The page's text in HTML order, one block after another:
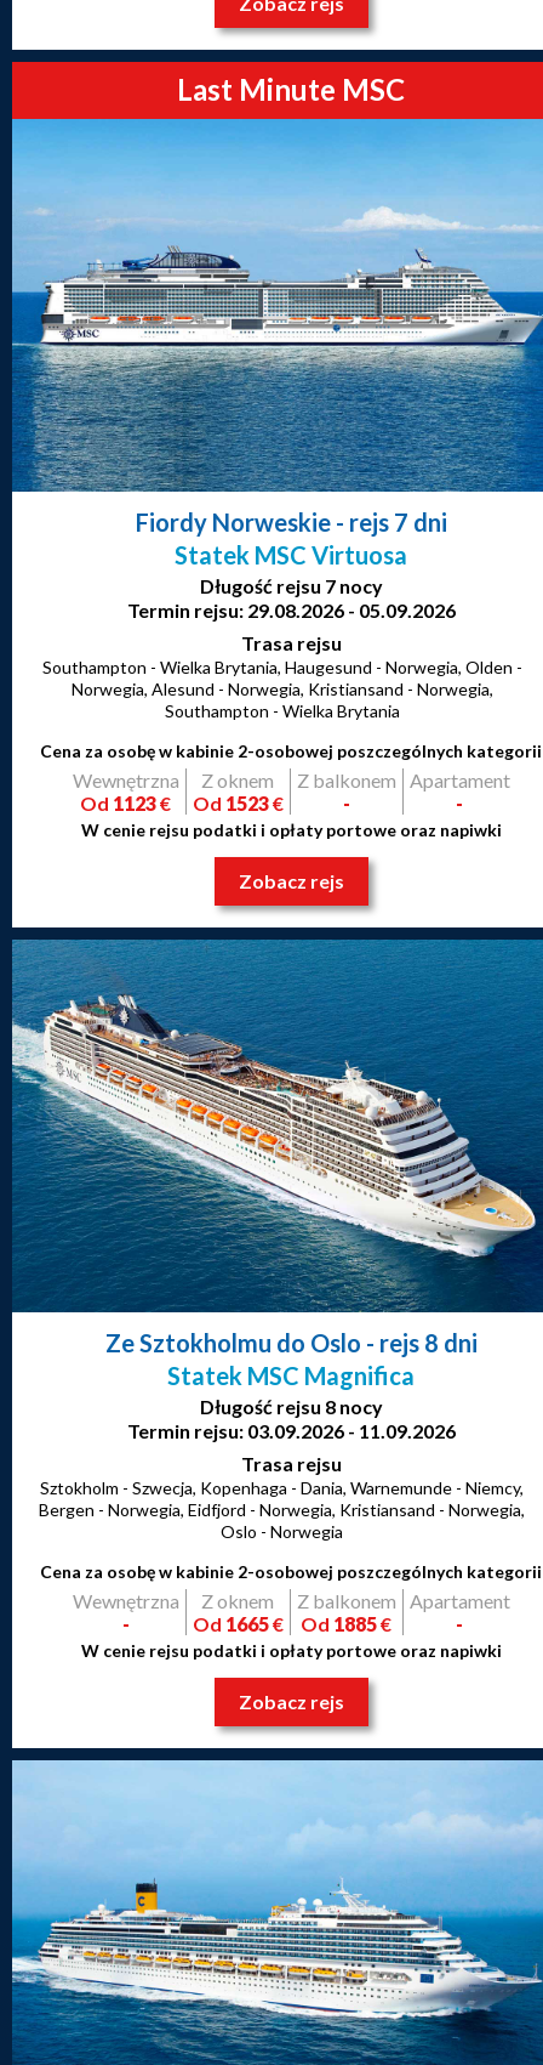
Last Minute MSC
Fiordy Norweskie- rejs 7 dni
Statek MSC Virtuosa
Długość rejsu 7 nocy
Termin rejsu: 29.08.2026 - 05.09.2026
Trasa rejsu
Southampton - Wielka Brytania, Haugesund - Norwegia, Olden -
Norwegia, Alesund - Norwegia, Kristiansand - Norwegia,
Southampton - Wielka Brytania
Cena za osobę w kabinie 2-osobowej poszczególnych kategorii
Wewnętrzna
Od 1123€
Z oknem
Od 1523€
Z balkonem
-
Apartament
-
W cenie rejsu podatki i opłaty portowe oraz napiwki
Zobacz rejs
Ze Sztokholmu do Oslo - rejs 8 dni
Statek MSC Magnifica
Długość rejsu 8 nocy
Termin rejsu: 03.09.2026 - 11.09.2026
Trasa rejsu
Sztokholm - Szwecja, Kopenhaga - Dania, Warnemunde - Niemcy,
Bergen - Norwegia, Eidfjord - Norwegia, Kristiansand - Norwegia,
Oslo - Norwegia
Cena za osobę w kabinie 2-osobowej poszczególnych kategorii
Wewnętrzna
-
Z oknem
Od 1665€
Z balkonem
Od 1885€
Apartament
-
W cenie rejsu podatki i opłaty portowe oraz napiwki
Zobacz rejs